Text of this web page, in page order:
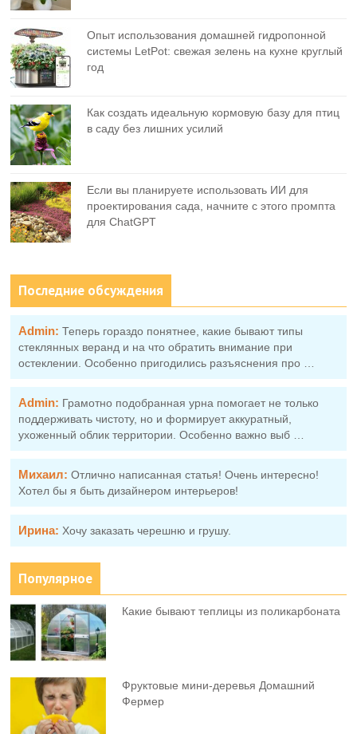
Опыт использования домашней гидропонной
системы LetPot: свежая зелень на кухне круглый
год
Как создать идеальную кормовую базу для птиц
в саду без лишних усилий
Если вы планируете использовать ИИ для
проектирования сада, начните с этого промпта
для ChatGPT
Последние обсуждения
Admin: Теперь гораздо понятнее, какие бывают типы
стеклянных веранд и на что обратить внимание при
остеклении. Особенно пригодились разъяснения про …
Admin: Грамотно подобранная урна помогает не только
поддерживать чистоту, но и формирует аккуратный,
ухоженный облик территории. Особенно важно выб …
Михаил: Отлично написанная статья! Очень интересно!
Хотел бы я быть дизайнером интерьеров!
Ирина: Хочу заказать черешню и грушу.
Популярное
Какие бывают теплицы из поликарбоната
Фруктовыe мини-деревья Домашний
Фермер